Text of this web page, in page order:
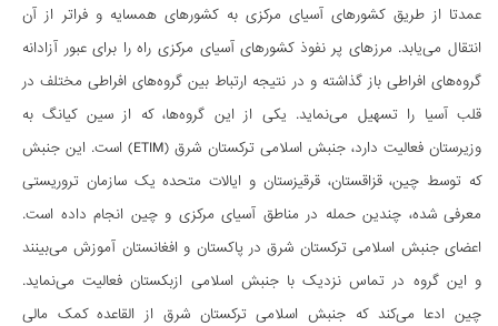
عمدتا از طریق کشورهای آسیای مرکزی به کشورهای همسایه و فراتر از آن
انتقال می‌­یابد. مرزهای پر نفوذ کشورهای آسیای مرکزی راه را برای عبور آزادانه
گروه‌­های افراطی باز گذاشته و در نتیجه ارتباط بین گروه­‌های افراطی­ مختلف در
قلب آسیا را تسهیل می­‌نماید. یکی از این گروه‌­ها، که از سین کیانگ به
وزیرستان فعالیت دارد، جنبش اسلامی ترکستان شرق (ETIM) است. این جنبش
که توسط چین، قزاقستان، قرقیزستان و ایالات متحده یک سازمان تروریستی
معرفی شده، چندین حمله در مناطق آسیای مرکزی و چین انجام داده است.
اعضای جنبش اسلامی ترکستان شرق در پاکستان و افغانستان آموزش می‌­بینند
و این گروه در تماس نزدیک با جنبش اسلامی ازبکستان فعالیت می­‌نماید.
چین ادعا می­‌کند که جنبش اسلامی ترکستان شرق از القاعده کمک مالی